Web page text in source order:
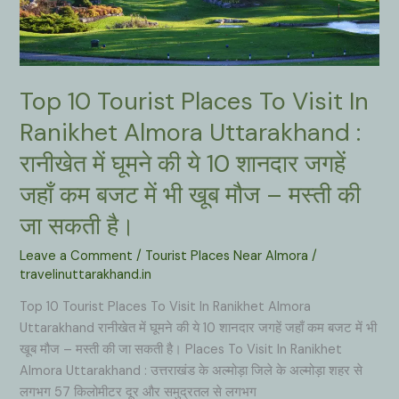
माँ
दूनागिरी
वैष्णवी
विराजमान
हैं।
Top 10 Tourist Places To Visit In
Ranikhet Almora Uttarakhand :
रानीखेत में घूमने की ये 10 शानदार जगहें
जहाँ कम बजट में भी खूब मौज – मस्ती की
जा सकती है।
Leave a Comment / Tourist Places Near Almora /
travelinuttarakhand.in
Top 10 Tourist Places To Visit In Ranikhet Almora
Uttarakhand रानीखेत में घूमने की ये 10 शानदार जगहें जहाँ कम बजट में भी
खूब मौज – मस्ती की जा सकती है। Places To Visit In Ranikhet
Almora Uttarakhand : उत्तराखंड के अल्मोड़ा जिले के अल्मोड़ा शहर से
लगभग 57 किलोमीटर दूर और समुद्रतल से लगभग